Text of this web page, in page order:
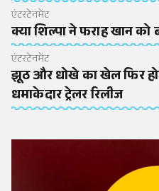
एंटरटेनमेंट
क्या शिल्पा ने फराह खान को
एंटरटेनमेंट
झूठ और धोखे का खेल फिर
धमाकेदार ट्रेलर रिलीज